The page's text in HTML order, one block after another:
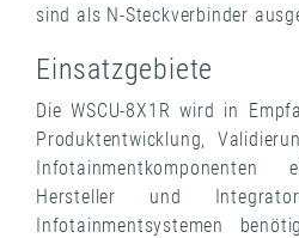
sind als N-Steckverbinder
Einsatzgebiete
Die WSCU-8X1R wird in
Produktentwicklung,
Infotainmentkomponenten
Hersteller und
Infotainmentsystemen